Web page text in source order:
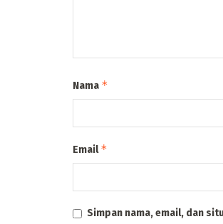
Nama *
Email*
Simpan nama, email, dan